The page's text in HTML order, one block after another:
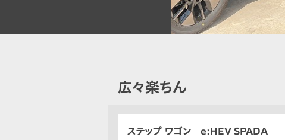
広々楽ちん
ステップ ワゴン e:HEV SPADA